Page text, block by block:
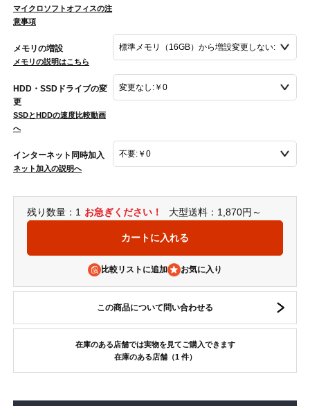
マイクロソフトオフィスの注
意事項
メモリの増設
メモリの説明はこちら
HDD・SSDドライブの変
更
SSDとHDDの速度比較動画
へ
インターネット同時加入
ネット加入の説明へ
残り数量：1 お急ぎください！ 大型送料：1,870円～
比較リストに追加
この商品について問い合わせる
在庫のある店舗では実物を見てご購入できます
在庫のある店舗（1 件）